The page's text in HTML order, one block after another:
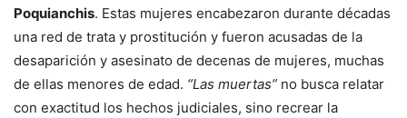
Poquianchis. Estas mujeres encabezaron durante décadas
una red de trata y prostitución y fueron acusadas de la
desaparición y asesinato de decenas de mujeres, muchas
de ellas menores de edad. “Las muertas” no busca relatar
con exactitud los hechos judiciales, sino recrear la